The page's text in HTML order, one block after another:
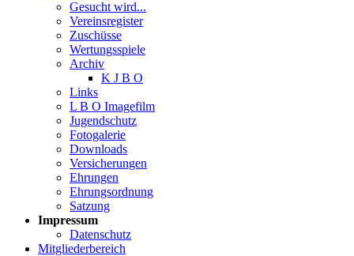
Gesucht wird...
Vereinsregister
Zuschüsse
Wertungsspiele
Archiv
K J B O
Links
L B O Imagefilm
Jugendschutz
Fotogalerie
Downloads
Versicherungen
Ehrungen
Ehrungsordnung
Satzung
Impressum
Datenschutz
Mitgliederbereich